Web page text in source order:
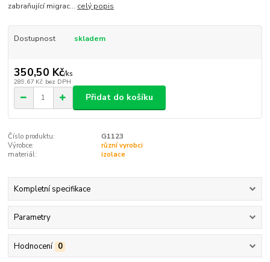
zabraňující migrac... celý popis
Dostupnost skladem
350,50 Kč/ks
289,67 Kč bez DPH
Přidat do košíku
Číslo produktu:
G1123
Výrobce:
různí vyrobci
materiál:
izolace
Kompletní specifikace
Parametry
Hodnocení 0